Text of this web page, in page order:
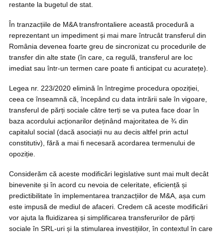
restante la bugetul de stat.
În tranzacțiile de M&A transfrontaliere această procedură a
reprezentant un impediment și mai mare întrucât transferul din
România devenea foarte greu de sincronizat cu procedurile de
transfer din alte state (în care, ca regulă, transferul are loc
imediat sau într-un termen care poate fi anticipat cu acuratețe).
Legea nr. 223/2020 elimină în întregime procedura opoziției,
ceea ce înseamnă că, începând cu data intrării sale în vigoare,
transferul de părți sociale către terți se va putea face doar în
baza acordului acționarilor deținând majoritatea de ¾ din
capitalul social (dacă asociații nu au decis altfel prin actul
constitutiv), fără a mai fi necesară acordarea termenului de
opoziție.
Considerăm că aceste modificări legislative sunt mai mult decât
binevenite și în acord cu nevoia de celeritate, eficiență și
predictibilitate în implementarea tranzacțiilor de M&A, așa cum
este impusă de mediul de afaceri. Credem că aceste modificări
vor ajuta la fluidizarea și simplificarea transferurilor de părți
sociale în SRL-uri și la stimularea investițiilor, în contextul în care